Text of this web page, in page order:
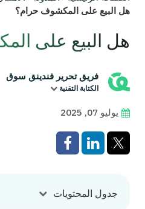
هل البيع على المكشوف حرام؟
هل البيع على
فريق تحرير فندينق سوق
الكتابة التقنية
يوليو 07, 2025
جدول المحتويات